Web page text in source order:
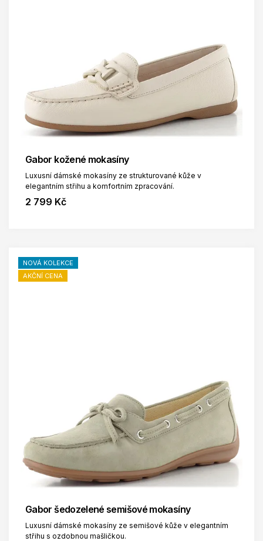
Gabor kožené mokasíny
Luxusní dámské mokasíny ze strukturované kůže v
elegantním střihu a komfortním zpracování.
2 799 Kč
NOVÁ KOLEKCE
AKČNÍ CENA
Gabor šedozelené semišové mokasíny
Luxusní dámské mokasíny ze semišové kůže v elegantním
střihu s ozdobnou mašličkou.